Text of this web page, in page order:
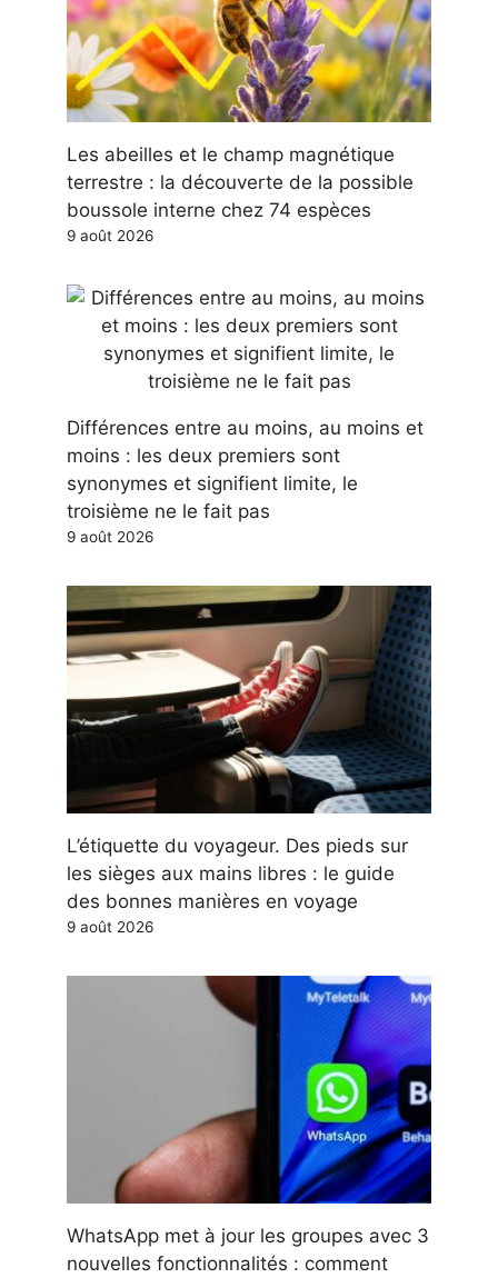
Les abeilles et le champ magnétique
terrestre : la découverte de la possible
boussole interne chez 74 espèces
9 août 2026
Différences entre au moins, au moins et
moins : les deux premiers sont
synonymes et signifient limite, le
troisième ne le fait pas
9 août 2026
L’étiquette du voyageur. Des pieds sur
les sièges aux mains libres : le guide
des bonnes manières en voyage
9 août 2026
WhatsApp met à jour les groupes avec 3
nouvelles fonctionnalités : comment